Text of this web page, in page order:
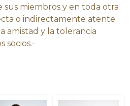
sus miembros y en toda otra
o indirectamente atente
amistad y la tolerancia
socios.-